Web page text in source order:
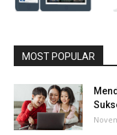
MOST POPULAR